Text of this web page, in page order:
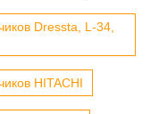
Dressta, L-34,
HITACHI